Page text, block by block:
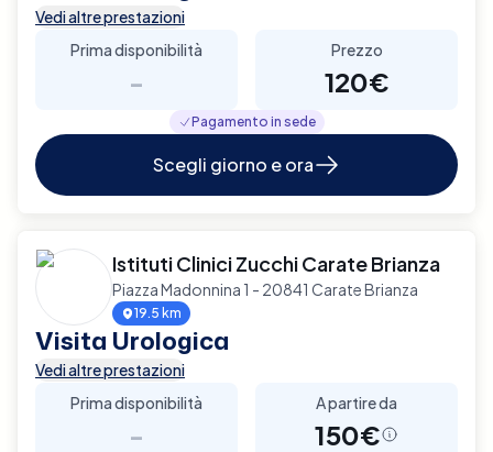
Vedi altre prestazioni
Prima disponibilità
-
Prezzo
120€
Pagamento in sede
Scegli giorno e ora
Istituti Clinici Zucchi Carate Brianza
Piazza Madonnina 1 - 20841 Carate Brianza
19.5 km
Visita Urologica
Vedi altre prestazioni
Prima disponibilità
-
A partire da
150€